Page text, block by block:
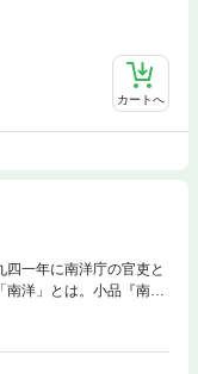
カートへ
一年に南洋庁の官吏と
南洋」とは。小品『南島
ら妻子に宛てて毎日の
〉土方久功【目次】南
記抄―― 寂しい島 夾